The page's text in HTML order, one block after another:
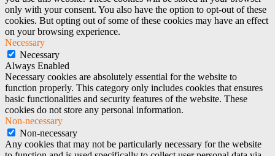
only with your consent. You also have the option to opt-out of these
cookies. But opting out of some of these cookies may have an effect
on your browsing experience.
Necessary
Necessary
Always Enabled
Necessary cookies are absolutely essential for the website to
function properly. This category only includes cookies that ensures
basic functionalities and security features of the website. These
cookies do not store any personal information.
Non-necessary
Non-necessary
Any cookies that may not be particularly necessary for the website